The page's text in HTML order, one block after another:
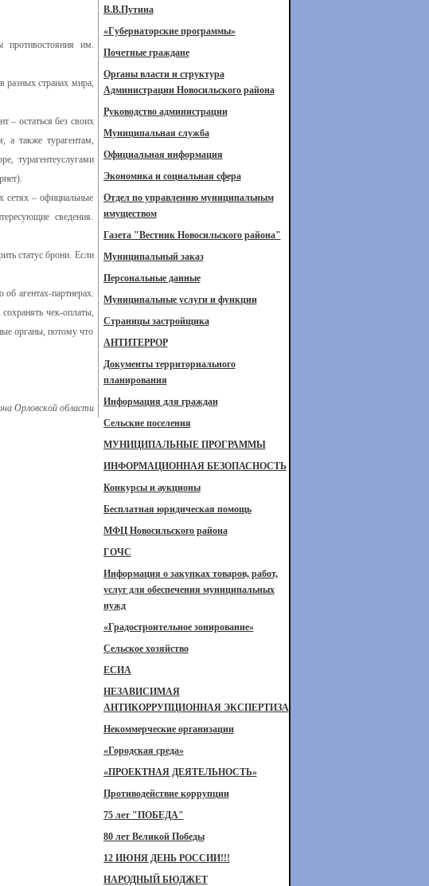
противостояния им.
разных странах мира,
– остаться без своих
а также турагентам,
турагентеуслугами
сетях – официальные
сведения.
статус брони. Если
агентах-партнерах.
сохранять чек-оплаты,
органы, потому что
Орловской области
В.В.Путина
«Губернаторские программы»
Почетные граждане
Органы власти и структура
Администрации Новосильского района
Руководство администрации
Муниципальная служба
Официальная информация
Экономика и социальная сфера
Отдел по управлению муниципальным
имуществом
Газета "Вестник Новосильского района"
Муниципальный заказ
Персональные данные
Муниципальные услуги и функции
Страницы застройщика
АНТИТЕРРОР
Документы территориального
планирования
Информация для граждан
Сельские поселения
МУНИЦИПАЛЬНЫЕ ПРОГРАММЫ
ИНФОРМАЦИОННАЯ БЕЗОПАСНОСТЬ
Конкурсы и аукционы
Бесплатная юридическая помощь
МФЦ Новосильского района
ГОЧС
Информация о закупках товаров, работ,
услуг для обеспечения муниципальных
нужд
«Градостроительное зонирование»
Сельское хозяйство
ЕСИА
НЕЗАВИСИМАЯ
АНТИКОРРУПЦИОННАЯ ЭКСПЕРТИЗА
Некоммерческие организации
«Городская среда»
«ПРОЕКТНАЯ ДЕЯТЕЛЬНОСТЬ»
Противодействие коррупции
75 лет "ПОБЕДА"
80 лет Великой Победы
12 ИЮНЯ ДЕНЬ РОССИИ!!!
НАРОДНЫЙ БЮДЖЕТ